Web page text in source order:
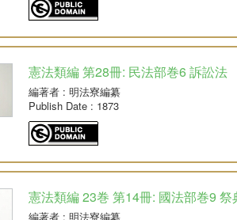
憲法類編 第28冊: 民法部巻6 訴訟法
編著者: 明法寮編纂
Publish Date: 1873
憲法類編 23巻 第14冊: 國法部巻9 祭
編著者: 明法寮編纂